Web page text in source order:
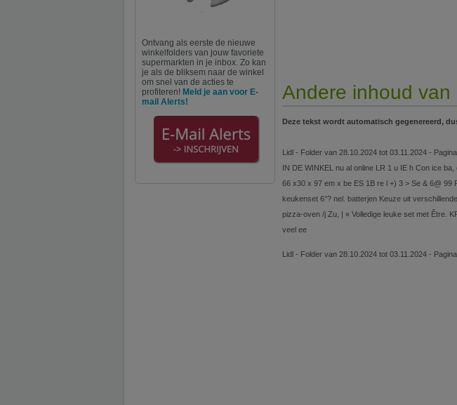
Andere inhoud
Deze tekst wordt automatisch gegenereerd,
Lidl - Folder van 28.10.2024 tot 03.11.2024 -
IN DE WINKEL nu al online LR 1 u IE h Con ice
66 x30 x 97 em x be ES 1B re l +) 3 > Se & 6@
keukenset 6°? nel. batterjen Keuze uit
pizza-oven /j Zu, | « Volledige leuke set met Être.
veel ee
Lidl - Folder van 28.10.2024 tot 03.11.2024 -
Ontvang als eerste de nieuwe
winkelfolders van jouw favoriete
supermarkten in je inbox. Zo kan
je als de bliksem naar de winkel
om snel van de acties te
profiteren! Meld je aan voor E-
mail Alerts!